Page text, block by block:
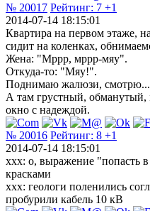
№ 20017 Рейтинг: 7 +1
2014-07-14 18:15:01
Квартира на первом этаже,
сидит на коленках,
Жена: "Мррр, мррр-мяу".
Откуда-то: "Мяу!".
Поднимаю жалюзи, смотрю...
А там грустный, обманутый,
окно с надеждой.
№ 20016 Рейтинг: 8 +1
2014-07-14 18:15:01
xxx: о, выражение "попасть
красками
xxx: геологи поленились
пробурили кабель 10 кВ